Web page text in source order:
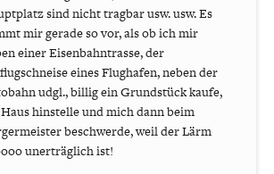
sind nicht tragbar usw. usw. Es
mir gerade so vor, als ob ich mir
einer Eisenbahntrasse, der
eines Flughafen, neben der
udgl., billig ein Grundstück kaufe,
hinstelle und mich dann beim
beschwerde, weil der Lärm
unerträglich ist!